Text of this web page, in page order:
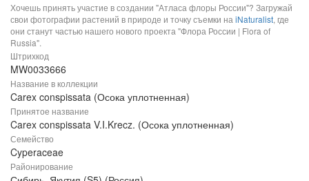
Хочешь принять участие в создании "Атласа флоры России"? Загружай
свои фотографии растений в природе и точку съемки на iNaturalist, где
они станут частью нашего нового проекта "Флора России | Flora of
Russia".
Штрихкод
MW0033666
Название в коллекции
Carex conspissata (Осока уплотненная)
Принятое название
Carex conspissata V.I.Krecz. (Осока уплотненная)
Семейство
Cyperaceae
Районирование